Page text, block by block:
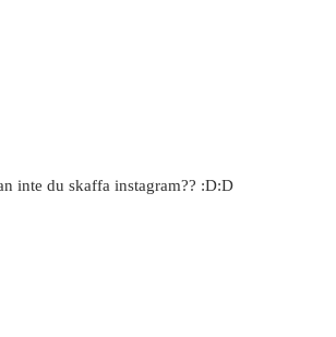
inte du skaffa instagram?? :D:D